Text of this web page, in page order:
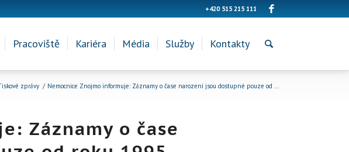
+420 515 215 111
Pracoviště Kariéra Média Služby Kontakty
zprávy / Nemocnice Znojmo informuje: Záznamy o čase narození jsou dostupné pouze od ...
Záznamy o čase